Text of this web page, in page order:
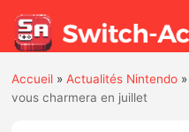
Accueil »Actualités Nintendo
vous charmera en juillet